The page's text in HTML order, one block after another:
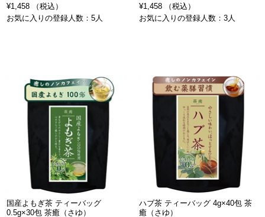
¥1,458 （税込）
お気に入りの登録人数：5人
¥1,458 （税込）
お気に入りの登録人数：3人
国産よもぎ茶 ティーバッグ
0.5g×30包 茶癒（さゆ）
ハブ茶 ティーバッグ 4g×40包 茶
癒（さゆ）